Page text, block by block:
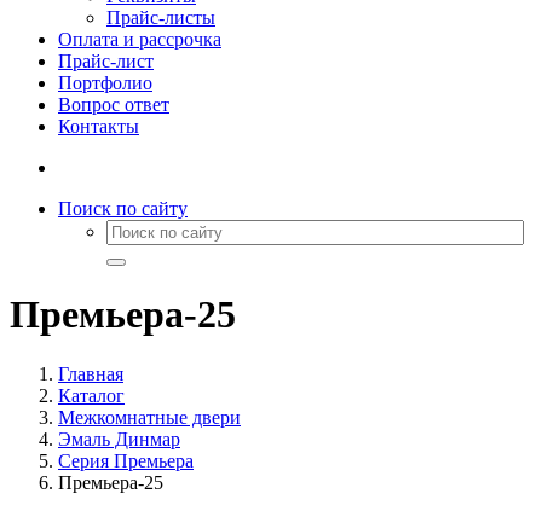
Прайс-листы
Оплата и рассрочка
Прайс-лист
Портфолио
Вопрос ответ
Контакты
Поиск по сайту
Премьера-25
Главная
Каталог
Межкомнатные двери
Эмаль Динмар
Серия Премьера
Премьера-25